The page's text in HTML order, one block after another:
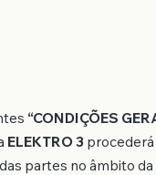
“CONDIÇÕES
ELEKTRO 3 procederá
partes no âmbito